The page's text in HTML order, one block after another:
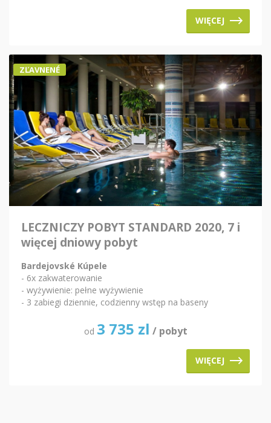
WIĘCEJ
ZĽAVNENÉ
LECZNICZY POBYT STANDARD 2020, 7 i
więcej dniowy pobyt
Bardejovské Kúpele
- 6x zakwaterowanie
- wyżywienie: pełne wyżywienie
- 3 zabiegi dziennie, codzienny wstęp na baseny
od 3 735 zl / pobyt
WIĘCEJ